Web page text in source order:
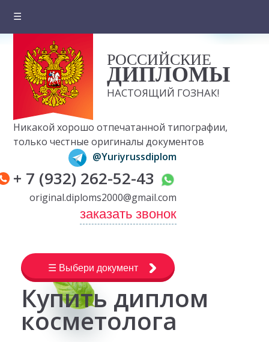
☰
О компании
Цены на документы
Вопросы и ответы
Отзывы клиентов
Оплата и доставка
Контакты
РОССИЙСКИЕ
ДИПЛОМЫ
НАСТОЯЩИЙ ГОЗНАК!
Никакой хорошо отпечатанной типографии,
только честные оригиналы документов
@Yuriyrussdiplom
+ 7 (932) 262-52-43
original.diploms2000@gmail.com
заказать звонок
☰ Выбери документ
Купить диплом
косметолога